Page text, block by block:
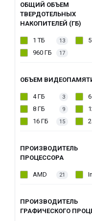
ОБЩИЙ ОБЪЕМ
ТВЕРДОТЕЛЬНЫХ
НАКОПИТЕЛЕЙ (ГБ)
1 ТБ 13
960 ГБ 17
ОБЪЕМ
4 ГБ 3
8 ГБ 9
16 ГБ 15
ПРОИЗВОДИТЕЛЬ
ПРОЦЕССОРА
AMD 21
ПРОИЗВОДИТЕЛЬ
ГРАФИЧЕСКОГО